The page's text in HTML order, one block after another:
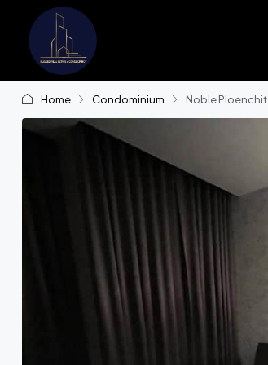
Home Condominium Noble Ploenchit